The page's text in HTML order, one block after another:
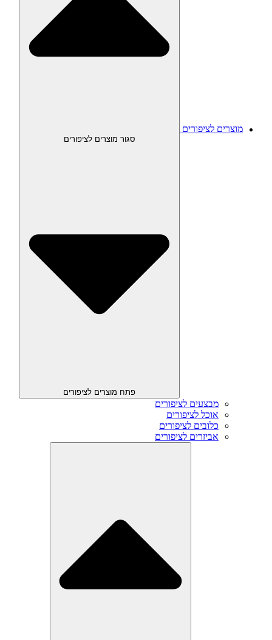
מוצרים לציפורים
סגור מוצרים לציפורים
פתח מוצרים לציפורים
מבצעים לציפורים
אוכל לציפורים
כלובים לציפורים
אביזרים לציפורים